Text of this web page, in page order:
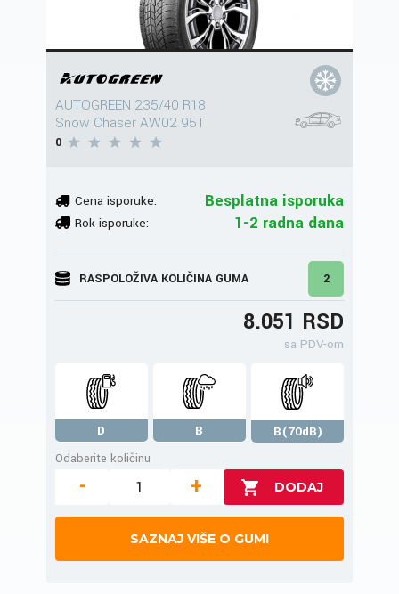
AUTOGREEN 235/40 R18
Snow Chaser AW02 95T
0
Cena isporuke: Besplatna isporuka
Rok isporuke: 1-2 radna dana
RASPOLOŽIVA KOLIČINA GUMA 2
8.051 RSD
sa PDV-om
D B
B(70dB)
Odaberite količinu
- +
SAZNAJ VIŠE O GUMI